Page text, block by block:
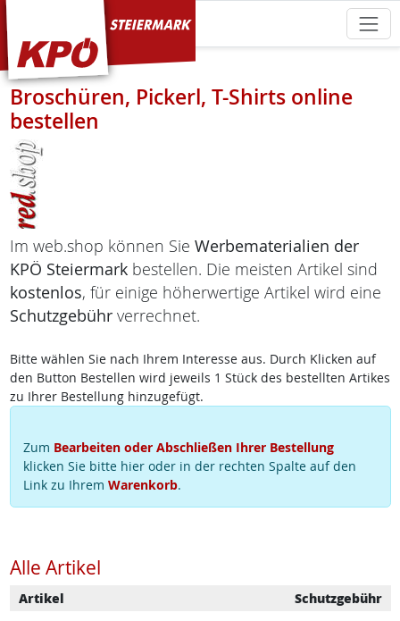
KPÖ Steiermark
Broschüren, Pickerl, T-Shirts online
bestellen
Im web.shop können Sie Werbematerialien der
KPÖ Steiermarkbestellen. Die meisten Artikel sind
kostenlos, für einige höherwertige Artikel wird eine
Schutzgebührverrechnet.
Bitte wählen Sie nach Ihrem Interesse aus. Durch Klicken auf
den Button Bestellen wird jeweils 1 Stück des bestellten Artikes
zu Ihrer Bestellung hinzugefügt.
Zum Bearbeiten oder Abschließen Ihrer Bestellung
klicken Sie bitte hier oder in der rechten Spalte auf den
Link zu Ihrem Warenkorb.
Alle Artikel
Artikel Schutzgebühr